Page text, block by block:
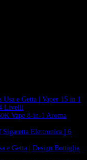
e Getta | Vaper 15 in 1
Livelli
Vape 8-in-1 Aroma
Sigaretta Elettronica | 6
e Getta | Design Bottiglia